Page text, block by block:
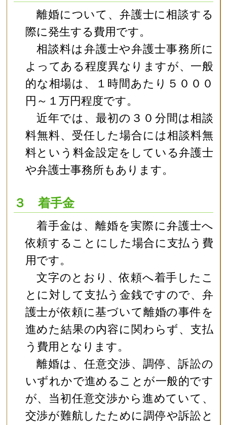
離婚について、弁護士に相談する
際に発生する費用です。
相談料は弁護士や弁護士事務所に
よってある程度異なりますが、一般
的な相場は、１時間あたり５０００
円～１万円程度です。
近年では、最初の３０分間は相談
料無料、受任した場合には相談料無
料という料金設定をしている弁護士
や弁護士事務所もあります。
３ 着手金
着手金は、離婚を実際に弁護士へ
依頼することにした場合に支払う費
用です。
文字のとおり、依頼へ着手したこ
とに対して支払う金銭ですので、弁
護士が依頼に基づいて離婚の事件を
進めた結果の内容に関わらず、支払
う費用となります。
離婚は、任意交渉、調停、訴訟の
いずれかで進めることが一般的です
が、当初任意交渉から進めていて、
交渉が難航したために調停や訴訟と